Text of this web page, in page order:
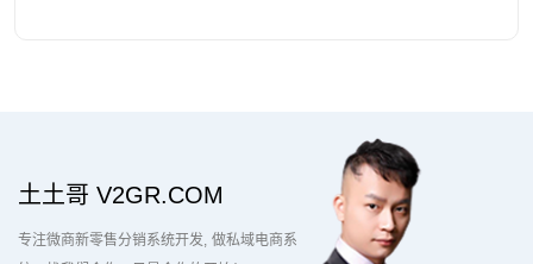
土土哥 V2GR.COM
专注微商新零售分销系统开发 做私域电商系